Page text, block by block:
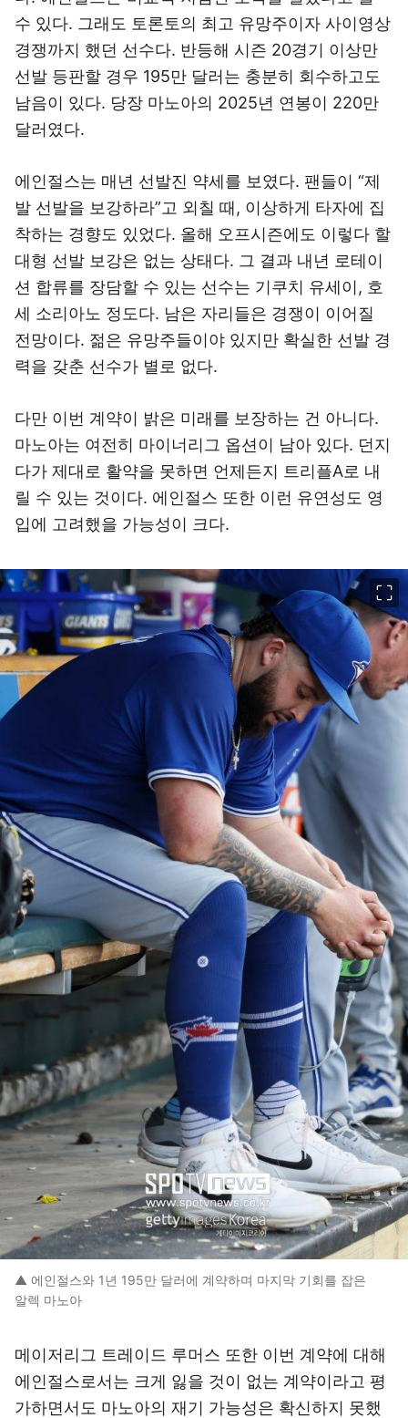
수 있다. 그래도 토론토의 최고 유망주이자 사이영상
경쟁까지 했던 선수다. 반등해 시즌 20경기 이상만
선발 등판할 경우 195만 달러는 충분히 회수하고도
남음이 있다. 당장 마노아의 2025년 연봉이 220만
달러였다.
에인절스는 매년 선발진 약세를 보였다. 팬들이 “제
발 선발을 보강하라”고 외칠 때, 이상하게 타자에 집
착하는 경향도 있었다. 올해 오프시즌에도 이렇다 할
대형 선발 보강은 없는 상태다. 그 결과 내년 로테이
션 합류를 장담할 수 있는 선수는 기쿠치 유세이, 호
세 소리아노 정도다. 남은 자리들은 경쟁이 이어질
전망이다. 젊은 유망주들이야 있지만 확실한 선발 경
력을 갖춘 선수가 별로 없다.
다만 이번 계약이 밝은 미래를 보장하는 건 아니다.
마노아는 여전히 마이너리그 옵션이 남아 있다. 던지
다가 제대로 활약을 못하면 언제든지 트리플A로 내
릴 수 있는 것이다. 에인절스 또한 이런 유연성도 영
입에 고려했을 가능성이 크다.
▲ 에인절스와 1년 195만 달러에 계약하며 마지막 기회를 잡은
알렉 마노아
메이저리그 트레이드 루머스 또한 이번 계약에 대해
에인절스로서는 크게 잃을 것이 없는 계약이라고 평
가하면서도 마노아의 재기 가능성은 확신하지 못했